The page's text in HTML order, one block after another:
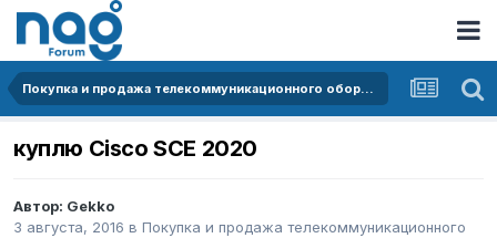
Покупка и продажа телекоммуникационного оборудования
куплю Cisco SCE 2020
Автор: Gekko
3 августа, 2016 в Покупка и продажа телекоммуникационного